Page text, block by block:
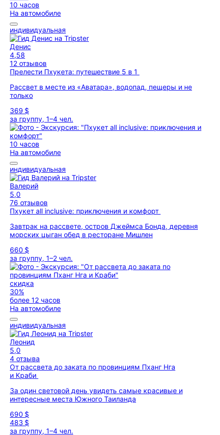
10 часов
На автомобиле
индивидуальная
Денис
4,58
12 отзывов
Прелести Пхукета: путешествие 5 в 1
Рассвет в месте из «Аватара», водопад, пещеры и не
только
369 $
за группу, 1–4 чел.
10 часов
На автомобиле
индивидуальная
Валерий
5,0
76 отзывов
Пхукет all inclusive: приключения и комфорт
Завтрак на рассвете, остров Джеймса Бонда, деревня
морских цыган обед в ресторане Мишлен
660 $
за группу, 1–2 чел.
скидка
30%
более 12 часов
На автомобиле
индивидуальная
Леонид
5,0
4 отзыва
От рассвета до заката по провинциям Пханг Нга
и Краби
За один световой день увидеть самые красивые и
интересные места Южного Таиланда
690 $
483 $
за группу, 1–4 чел.